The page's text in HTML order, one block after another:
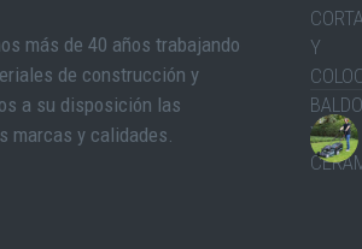
más de 40 años trabajando
de construcción y
a su disposición las
marcas y calidades.